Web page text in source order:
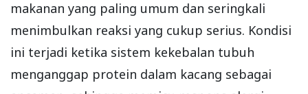
makanan yang paling umum dan seringkali
menimbulkan reaksi yang cukup serius. Kondisi
ini terjadi ketika sistem kekebalan tubuh
menganggap protein dalam kacang sebagai